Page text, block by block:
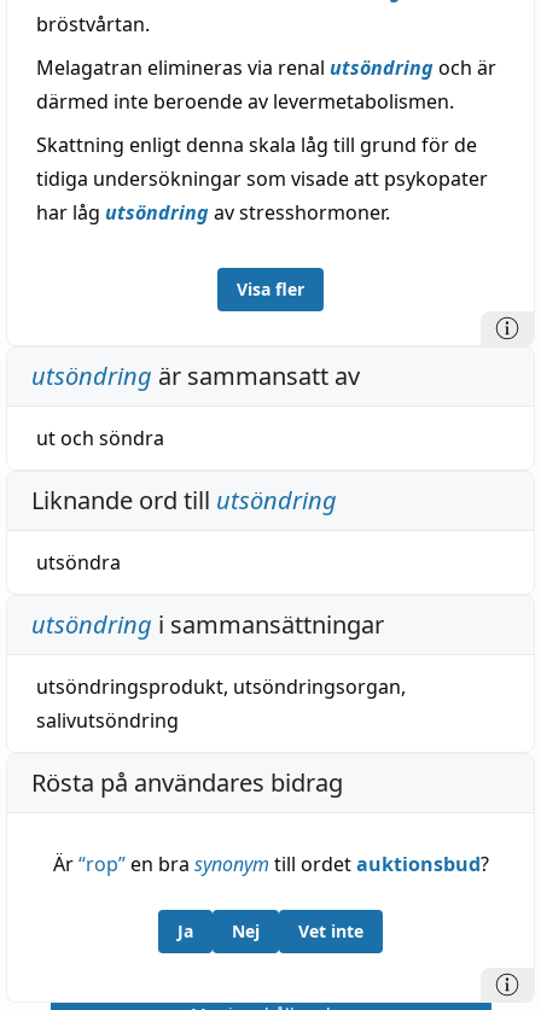
bröstvårtan.
Melagatran elimineras via renal utsöndringoch är
därmed inte beroende av levermetabolismen.
Skattning enligt denna skala låg till grund för de
tidiga undersökningar som visade att psykopater
har låg utsöndringav stresshormoner.
Visa fler
utsöndring är sammansatt av
utoch söndra
Liknande ord till utsöndring
utsöndra
utsöndring i sammansättningar
utsöndringsprodukt, utsöndringsorgan,
salivutsöndring
Rösta på användares bidrag
Är“rop”en bra synonym till ordetauktionsbud?
Ja Nej Vet inte